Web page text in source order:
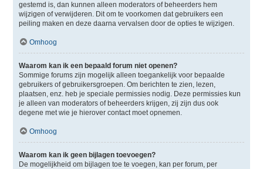
gestemd is, dan kunnen alleen moderators of beheerders hem
wijzigen of verwijderen. Dit om te voorkomen dat gebruikers een
peiling maken en deze daarna vervalsen door de opties te wijzigen.
Omhoog
Waarom kan ik een bepaald forum niet openen?
Sommige forums zijn mogelijk alleen toegankelijk voor bepaalde
gebruikers of gebruikersgroepen. Om berichten te zien, lezen,
plaatsen, enz. heb je speciale permissies nodig. Deze permissies kun
je alleen van moderators of beheerders krijgen, zij zijn dus ook
degene met wie je hierover contact moet opnemen.
Omhoog
Waarom kan ik geen bijlagen toevoegen?
De mogelijkheid om bijlagen toe te voegen, kan per forum, per